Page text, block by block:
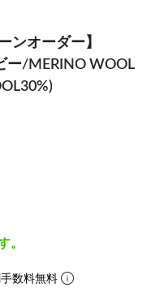
ンオーダー】
ー/MERINO WOOL
。
数料無料